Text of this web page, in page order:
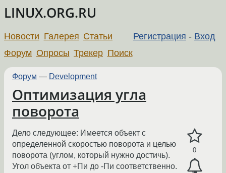
LINUX.ORG.RU
Регистрация - Вход
Новости Галерея Статьи
Форум Опросы Трекер Поиск
Форум — Development
Оптимизация угла
поворота
0
Дело следующее: Имеется объект с
определенной скоростью поворота и целью
поворота (углом, который нужно достичь).
Угол объекта от +Пи до -Пи соответственно.